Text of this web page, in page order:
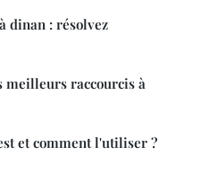
dinan : résolvez
meilleurs raccourcis à
et comment l'utiliser ?